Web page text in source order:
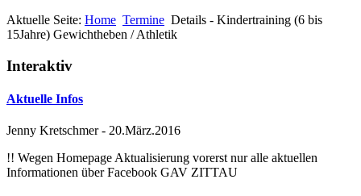
Aktuelle Seite: Home Termine Details - Kindertraining (6 bis
15Jahre) Gewichtheben / Athletik
Interaktiv
Aktuelle Infos
Jenny Kretschmer- 20.März.2016
!! Wegen Homepage Aktualisierung vorerst nur alle aktuellen
Informationen über Facebook GAV ZITTAU